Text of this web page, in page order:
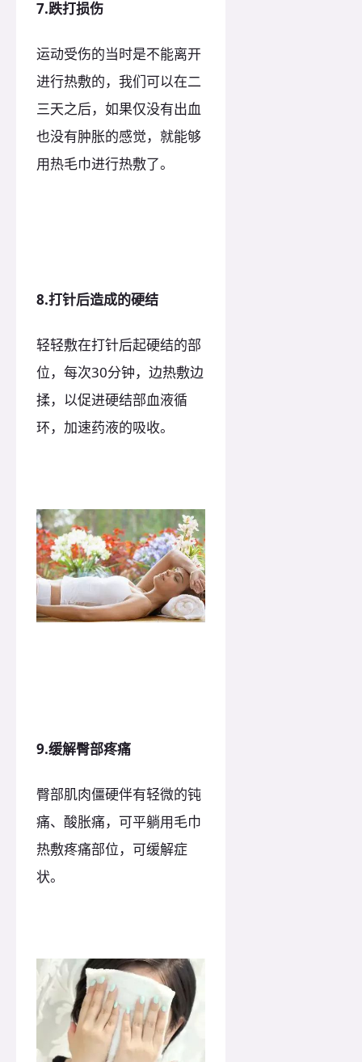
7.跌打损伤
运动受伤的当时是不能离开
进行热敷的，我们可以在二
三天之后，如果仅没有出血
也没有肿胀的感觉，就能够
用热毛巾进行热敷了。
8.打针后造成的硬结
轻轻敷在打针后起硬结的部
位，每次30分钟，边热敷边
揉，以促进硬结部血液循
环，加速药液的吸收。
9.缓解臀部疼痛
臀部肌肉僵硬伴有轻微的钝
痛、酸胀痛，可平躺用毛巾
热敷疼痛部位，可缓解症
状。